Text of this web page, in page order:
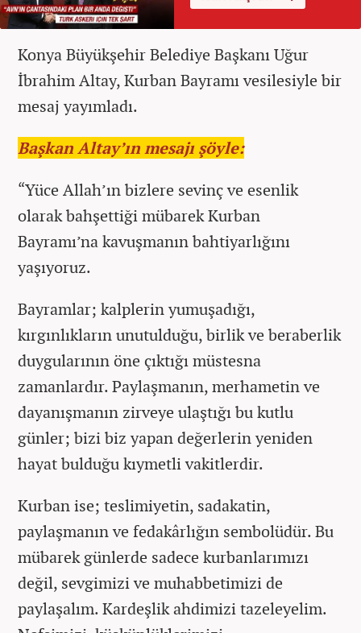
Konya Büyükşehir Belediye Başkanı Uğur
İbrahim Altay, Kurban Bayramı vesilesiyle bir
mesaj yayımladı.
Başkan Altay’ın mesajı şöyle:
“Yüce Allah’ın bizlere sevinç ve esenlik
olarak bahşettiği mübarek Kurban
Bayramı’na kavuşmanın bahtiyarlığını
yaşıyoruz.
Bayramlar; kalplerin yumuşadığı,
kırgınlıkların unutulduğu, birlik ve beraberlik
duygularının öne çıktığı müstesna
zamanlardır. Paylaşmanın, merhametin ve
dayanışmanın zirveye ulaştığı bu kutlu
günler; bizi biz yapan değerlerin yeniden
hayat bulduğu kıymetli vakitlerdir.
Kurban ise; teslimiyetin, sadakatin,
paylaşmanın ve fedakârlığın sembolüdür. Bu
mübarek günlerde sadece kurbanlarımızı
değil, sevgimizi ve muhabbetimizi de
paylaşalım. Kardeşlik ahdimizi tazeleyelim.